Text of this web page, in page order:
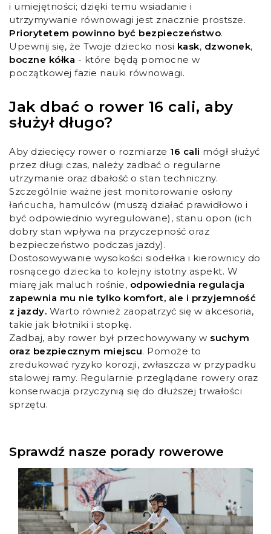
i umiejętności; dzięki temu wsiadanie i
utrzymywanie równowagi jest znacznie prostsze.
Priorytetem powinno być bezpieczeństwo.
Upewnij się, że Twoje dziecko nosi kask, dzwonek,
boczne kółka - które będą pomocne w
początkowej fazie nauki równowagi.
Jak dbać o rower 16 cali, aby
służył długo?
Aby dziecięcy rower o rozmiarze 16 cali mógł służyć
przez długi czas, należy zadbać o regularne
utrzymanie oraz dbałość o stan techniczny.
Szczególnie ważne jest monitorowanie osłony
łańcucha, hamulców (muszą działać prawidłowo i
być odpowiednio wyregulowane), stanu opon (ich
dobry stan wpływa na przyczepność oraz
bezpieczeństwo podczas jazdy).
Dostosowywanie wysokości siodełka i kierownicy do
rosnącego dziecka to kolejny istotny aspekt. W
miarę jak maluch rośnie, odpowiednia regulacja
zapewnia mu nie tylko komfort, ale i przyjemność
z jazdy. Warto również zaopatrzyć się w akcesoria,
takie jak błotniki i stopkę.
Zadbaj, aby rower był przechowywany w suchym
oraz bezpiecznym miejscu. Pomoże to
zredukować ryzyko korozji, zwłaszcza w przypadku
stalowej ramy. Regularnie przeglądane rowery oraz
konserwacja przyczynią się do dłuższej trwałości
sprzętu.
Sprawdź nasze porady rowerowe